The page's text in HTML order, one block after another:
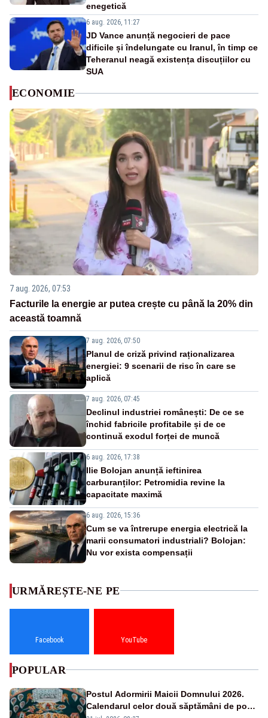
enegetică
6 aug. 2026, 11:27
JD Vance anunță negocieri de pace
dificile și îndelungate cu Iranul, în timp ce
Teheranul neagă existența discuțiilor cu
SUA
ECONOMIE
7 aug. 2026, 07:53
Facturile la energie ar putea crește cu până la 20% din
această toamnă
7 aug. 2026, 07:50
Planul de criză privind raționalizarea
energiei: 9 scenarii de risc în care se
aplică
7 aug. 2026, 07:45
Declinul industriei românești: De ce se
închid fabricile profitabile și de ce
continuă exodul forței de muncă
6 aug. 2026, 17:38
Ilie Bolojan anunță ieftinirea
carburanților: Petromidia revine la
capacitate maximă
6 aug. 2026, 15:36
Cum se va întrerupe energia electrică la
marii consumatori industriali? Bolojan:
Nu vor exista compensații
URMĂREȘTE-NE PE
Facebook YouTube
POPULAR
Postul Adormirii Maicii Domnului 2026.
Calendarul celor două săptămâni de post